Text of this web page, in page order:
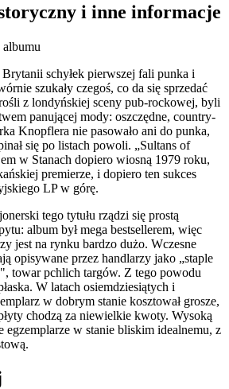
i inne informacje
albumu
schyłek pierwszej fali punka i
szukały czegoś, co da się sprzedać
z londyńskiej sceny pub-rockowej, byli
panującej mody: oszczędne, country-
Knopflera nie pasowało ani do punka,
się po listach powoli. „Sultans of
w Stanach dopiero wiosną 1979 roku,
premierze, i dopiero ten sukces
LP w górę.
tego tytułu rządzi się prostą
album był mega bestsellerem, więc
jest na rynku bardzo dużo. Wczesne
opisywane przez handlarzy jako „staple
towar pchlich targów. Z tego powodu
W latach osiemdziesiątych i
w dobrym stanie kosztował grosze,
chodzą za niewielkie kwoty. Wysoką
egzemplarze w stanie bliskim idealnemu, z